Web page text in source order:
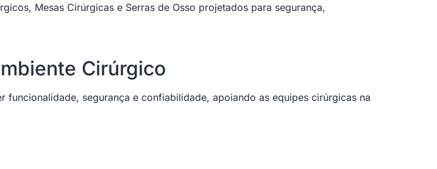
Mesas Cirúrgicas e Serras de Osso projetados para segurança,
Cirúrgico
segurança e confiabilidade, apoiando as equipes cirúrgicas na